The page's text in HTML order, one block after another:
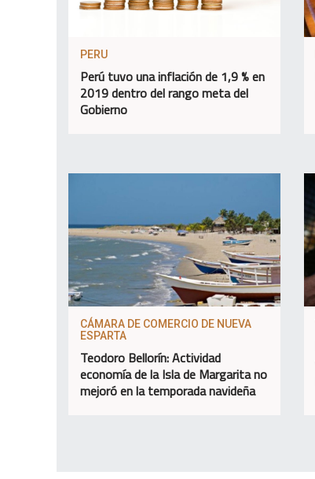
PERU
Perú tuvo una inflación de 1,9 % en
2019 dentro del rango meta del
Gobierno
CÁMARA DE COMERCIO DE NUEVA
ESPARTA
Teodoro Bellorín: Actividad
economía de la Isla de Margarita no
mejoró en la temporada navideña